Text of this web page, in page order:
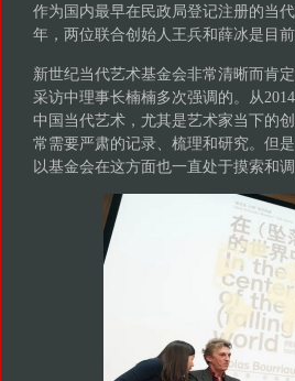
作为国内最早在民政局登记注册的当
年，两位联合创始人王兵和薛冰是目
新世纪当代艺术基金会非常清晰而肯
采访中理事长楠楠多次强调的。从
中国当代艺术，尤其是艺术家当下的
常需要严肃的记录、梳理和研究。但
以基金会在这方面也一直处于摸索和调